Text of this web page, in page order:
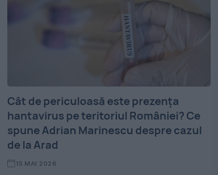
Cât de periculoasă este prezența
hantavirus pe teritoriul României? Ce
spune Adrian Marinescu despre cazul
de la Arad
15 MAI 2026